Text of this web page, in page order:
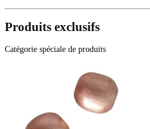
Produits exclusifs
Catégorie spéciale de produits